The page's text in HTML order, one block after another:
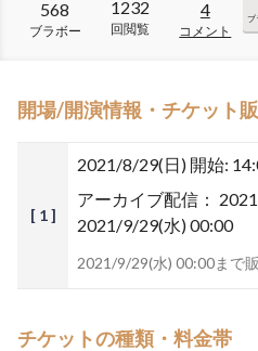
568
ブラボー
1232
回閲覧
4
コメント
ブ
開場/開演情報・チケット
[ 1 ]
2021/8/29(日) 開始:
アーカイブ配信：
2021/9/29(水) 00:00
2021/9/29(水) 00:00まで
チケットの種類・料金帯